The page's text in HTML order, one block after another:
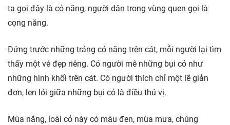
ta gọi đây là cỏ năng, người dân trong vùng quen gọi là
cọng năng.
Đứng trước những trảng cỏ năng trên cát, mỗi người lại tìm
thấy một vẻ đẹp riêng. Có người mê những bụi cỏ như
những hình khối trên cát. Có người thích chỉ một lẽ giản
đơn, len lỏi giữa những bụi cỏ là điều thú vị.
Mùa nắng, loài cỏ này có màu đen, mùa mưa, chúng